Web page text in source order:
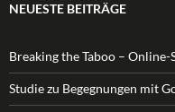
NEUESTE BEITRÄGE
Breaking the Taboo – Online-
Studie zu Begegnungen mit